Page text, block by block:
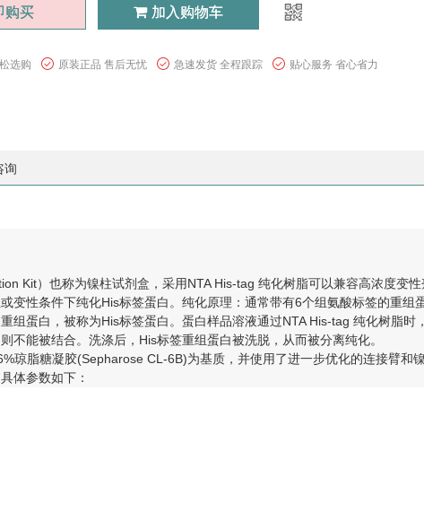
购买 加入购物车
选购 原装正品 售后无忧 急速发货 全程跟踪 贴心服务 省心省力
询
Kit）也称为镍柱试剂盒，采用NTA His-tag 纯化树脂可以兼容高浓度变性
变性条件下纯化His标签蛋白。纯化原理：通常带有6个组氨酸标签的重组
组蛋白，被称为His标签蛋白。蛋白样品溶液通过NTA His-tag 纯化树脂时
不能被结合。洗涤后，His标签重组蛋白被洗脱，从而被分离纯化。
琼脂糖凝胶(Sepharose CL-6B)为基质，并使用了进一步优化的连接臂和
体参数如下：